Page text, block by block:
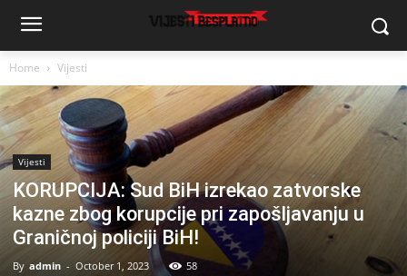
Home Vijesti
Vijesti
KORUPCIJA: Sud BiH izrekao zatvorske
kazne zbog korupcije pri zapošljavanju u
Graničnoj policiji BiH!
By admin - October 1, 2023 58